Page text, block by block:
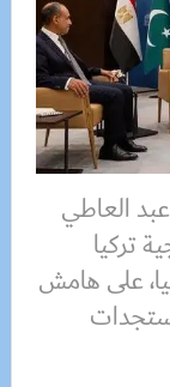
العاطي
تركيا
على هامش